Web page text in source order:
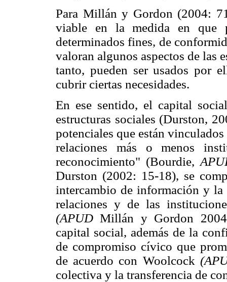
Para Millán y Gordon (2004:
viable en la medida en que
determinados fines, de
valoran algunos aspectos de las
tanto, pueden ser usados por
cubrir ciertas necesidades.
En ese sentido, el capital
estructuras sociales (Durston,
potenciales que están
relaciones más o menos
reconocimiento" (Bourdie,
Durston (2002: 15-18), se
intercambio de información y
relaciones y de las
(APUD Millán y Gordon
capital social, además de la
de compromiso cívico que
de acuerdo con Woolcock
colectiva y la transferencia de